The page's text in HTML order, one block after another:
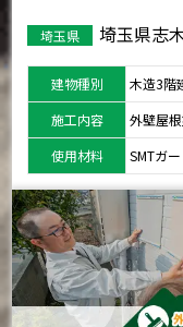
埼玉県 埼玉県志
建物種別
木造3階
施工内容
外壁屋
使用材料
SMTガ